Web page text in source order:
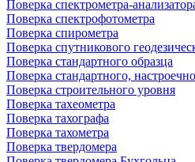
Поверка спектрометра-
Поверка спектрофотометра
Поверка спирометра
Поверка спутникового
Поверка стандартного образца
Поверка стандартного,
Поверка строительного уровня
Поверка тахеометра
Поверка тахографа
Поверка тахометра
Поверка твердомера